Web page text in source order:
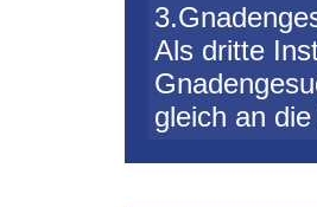
Als dritte
gleich an